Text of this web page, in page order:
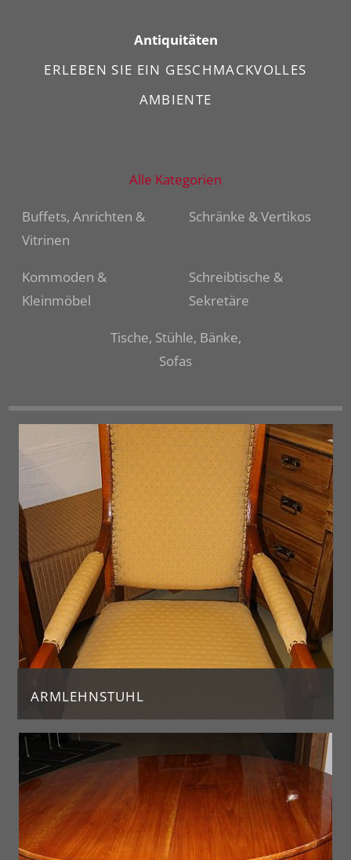
Antiquitäten
ERLEBEN SIE EIN GESCHMACKVOLLES
AMBIENTE
Alle Kategorien
Buffets, Anrichten &
Vitrinen
Schränke & Vertikos
Kommoden &
Kleinmöbel
Schreibtische &
Sekretäre
Tische, Stühle, Bänke,
Sofas
ARMLEHNSTUHL
Armlehnstuhl Buche
Jahrgang ca. 1900
H. 118, Br. 61, T. 63
Preis: 490 €